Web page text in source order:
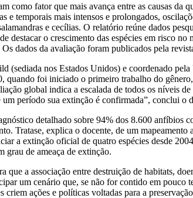
como fator que mais avança entre as causas
e temporais mais intensos e prolongados,
e cecílias. O relatório reúne dados
destacar o crescimento das espécies em risco
dados da avaliação foram publicados pela
(sediada nos Estados Unidos) e coordenado
quando foi iniciado o primeiro trabalho do
global indica a escalada de todos os níveis
período sua extinção é confirmada”, conclui
detalhado sobre 94% dos 8.600 anfíbios
Tratase, explica o docente, de um
a extinção oficial de quatro espécies desde
grau de ameaça de extinção.
que a associação entre destruição de habitats,
um cenário que, se não for contido em
criem ações e políticas voltadas para a